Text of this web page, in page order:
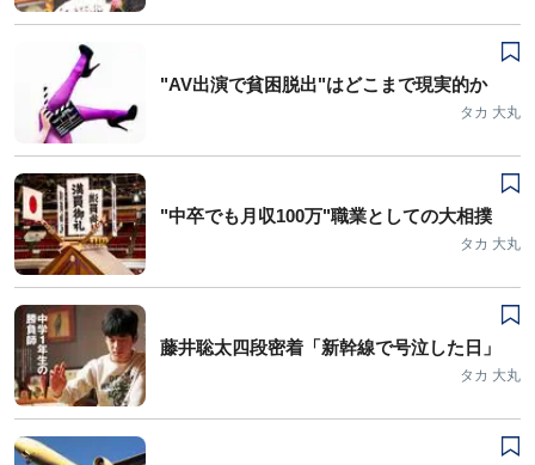
"AV出演で貧困脱出"はどこまで現実的か
タカ 大丸
"中卒でも月収100万"職業としての大相撲
タカ 大丸
藤井聡太四段密着「新幹線で号泣した日」
タカ 大丸